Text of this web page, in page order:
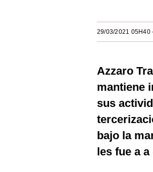
29/03/2021 05H40
Azzaro
mantiene
sus
bajo la
les fue a